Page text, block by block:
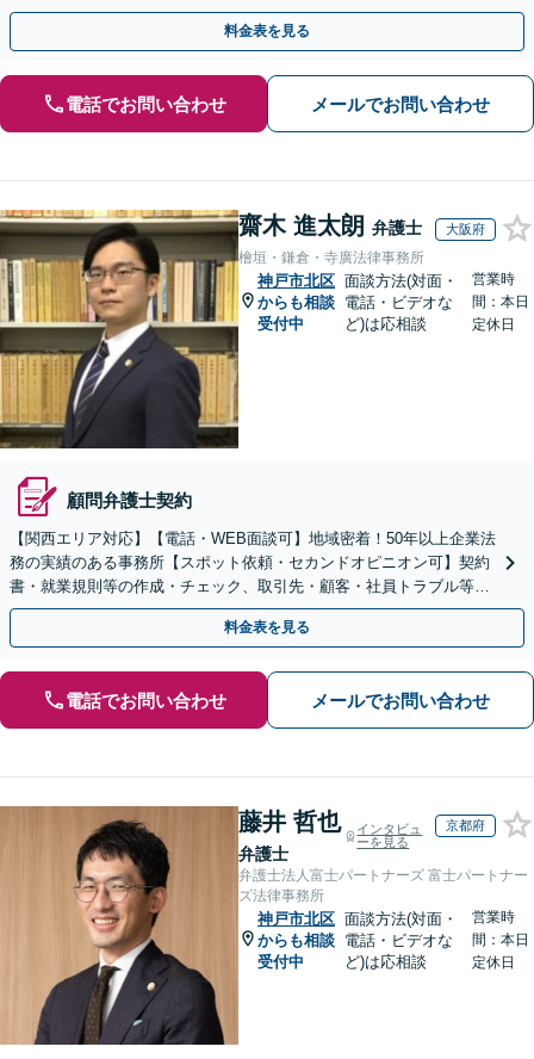
熟知し、最適な解決策をご提案」【休日・夜間相談可】
料金表を見る
電話でお問い合わせ メールでお問い合わせ
齋木 進太朗 弁護士 大阪府
檜垣・鎌倉・寺廣法律事務所
神戸市北区
からも相談
受付中
面談方法(対面・
電話・ビデオな
ど)は応相談
営業時
間：本日
定休日
顧問弁護士契約
【関西エリア対応】【電話・WEB面談可】地域密着！50年以上企業法
務の実績のある事務所【スポット依頼・セカンドオピニオン可】契約
書・就業規則等の作成・チェック、取引先・顧客・社員トラブル等、
お気軽にご相談ください【事前予約で休日・夜間対応】
料金表を見る
電話でお問い合わせ メールでお問い合わせ
藤井 哲也
弁護士
インタビュ
ーを見る
京都府
弁護士法人富士パートナーズ 富士パートナー
ズ法律事務所
神戸市北区
からも相談
受付中
面談方法(対面・
電話・ビデオな
ど)は応相談
営業時
間：本日
定休日